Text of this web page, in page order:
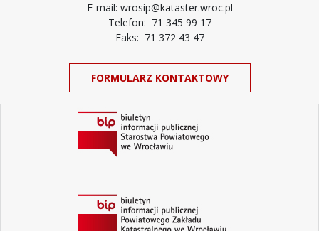
E-mail: wrosip@kataster.wroc.pl
Telefon: 71 345 99 17
Faks: 71 372 43 47
FORMULARZ KONTAKTOWY